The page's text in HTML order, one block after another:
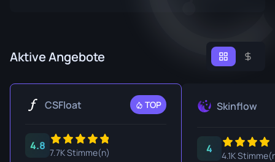
Aktive Angebote
CSFloat TOP
4.8
7.7K Stimme(n)
Skinflow
4
4.1K